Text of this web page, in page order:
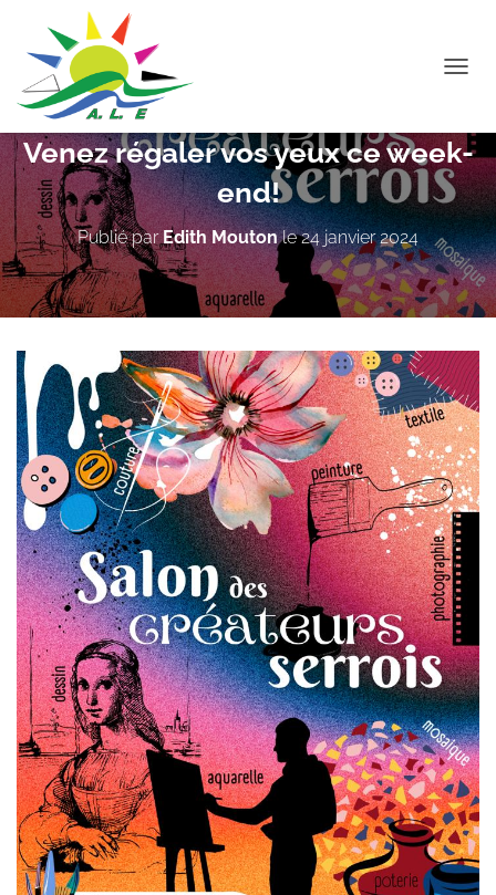
L
I
E
R
L
A
N
A
V
G
A
T
I
O
N
Venez régaler vos yeux ce week-
end!
Publié parEdith Moutonle24 janvier 2024